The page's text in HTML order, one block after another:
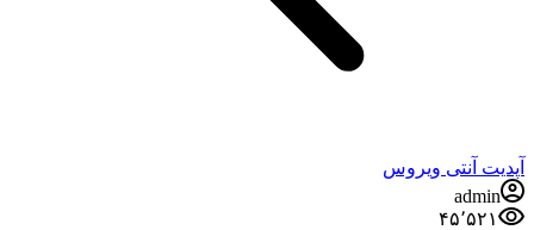
آپدیت آنتی ویروس
admin
۴۵٬۵۲۱